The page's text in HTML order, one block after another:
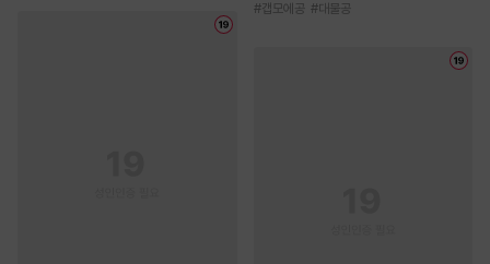
#갭모에공 #대물공